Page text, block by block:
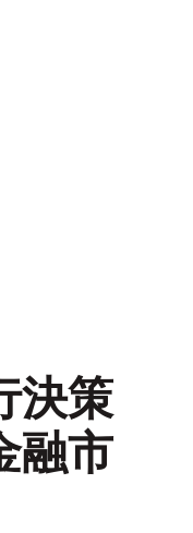
決策
融市